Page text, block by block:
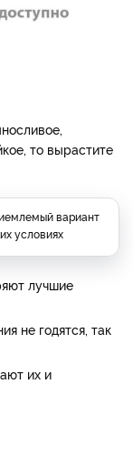
то вырастите
вариант
условиях
лучшие
не годятся, так
их и